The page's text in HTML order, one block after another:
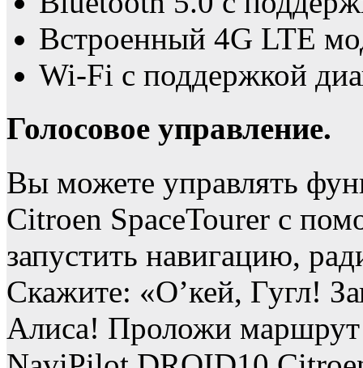
Встроенный 4G LTE
Wi-Fi с поддержкой
Голосовое управление.
Вы можете управлять
Citroen SpaceTourer с
запустить навигацию,
Скажите: «О’кей, Гугл!
Алиса! Проложи маршрут